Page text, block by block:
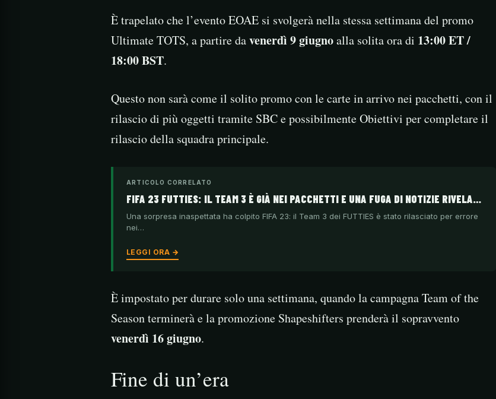
È trapelato che l’evento EOAE si svolgerà nella stessa settimana del promo
Ultimate TOTS, a partire davenerdì 9 giugnoalla solita ora di 13:00 ET /
18:00 BST.
Questo non sarà come il solito promo con le carte in arrivo nei pacchetti, con il
rilascio di più oggetti tramite SBC e possibilmente Obiettivi per completare il
rilascio della squadra principale.
ARTICOLO CORRELATO
FIFA 23 FUTTIES: IL TEAM 3 È GIÀ NEI PACCHETTI E UNA FUGA DI NOTIZIE RIVELA…
Una sorpresa inaspettata ha colpito FIFA 23: il Team 3 dei FUTTIES è stato rilasciato per errore
nei…
LEGGI ORA →
È impostato per durare solo una settimana, quando la campagna Team of the
Season terminerà e la promozione Shapeshifters prenderà il sopravvento
venerdì 16 giugno.
Fine di un’era